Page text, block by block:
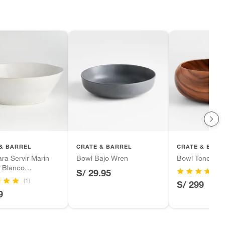
BARREL
Servir Marin
Blanco
(1)
CRATE & BARREL
Bowl Bajo Wren
S/ 29.95
CRATE &
Bowl Tondo
S/ 299